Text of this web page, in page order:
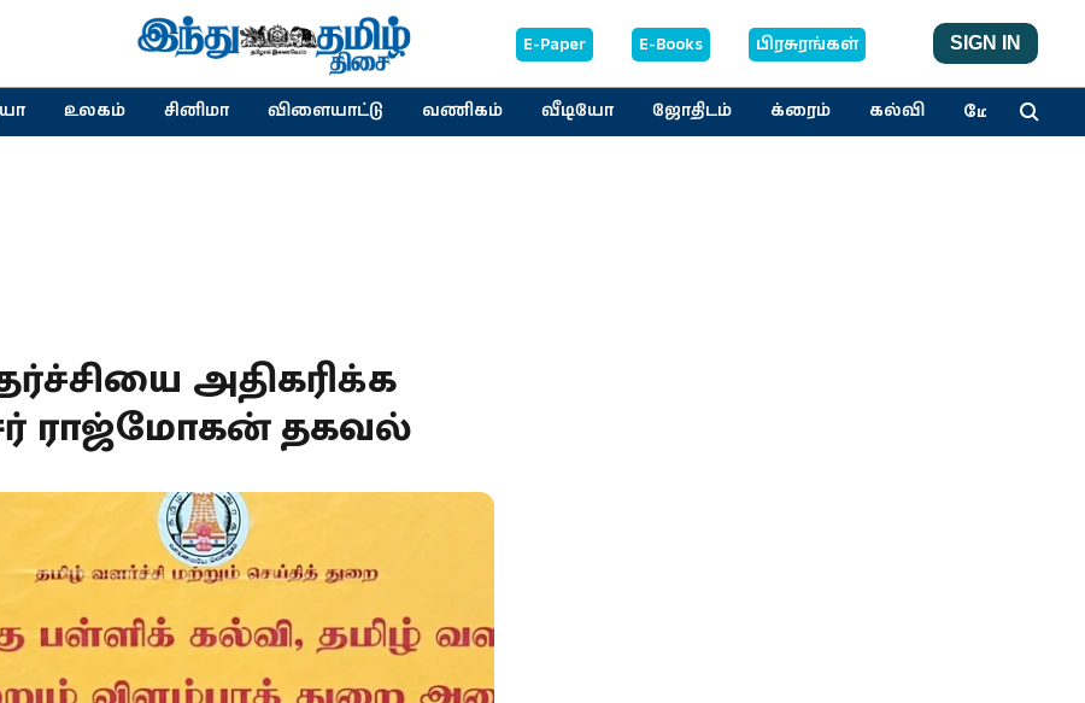
E-Paper E-Books பிரசுரங்கள் SIGN IN
உலகம் சினிமா விளையாட்டு வணிகம் வீடியோ ஜோதிடம் க்ரைம் கல்வி மேலும்
அதிகரிக்க
ராஜ்மோகன் தகவல்